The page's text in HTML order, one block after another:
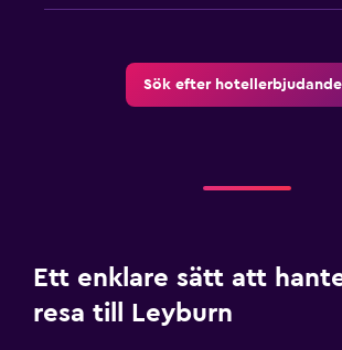
Sök efter
Ett enklare sätt att
resa till Leyburn